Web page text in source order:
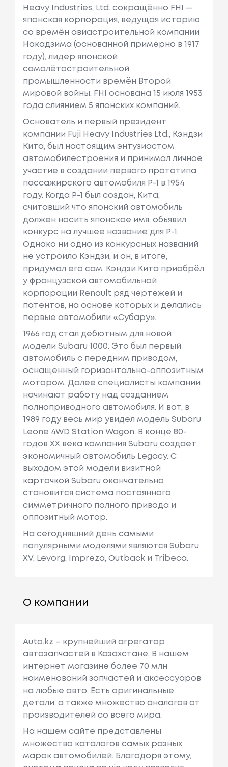
Heavy Industries, Ltd. сокращённо FHI —
японская корпорация, ведущая историю
со времён авиастроительной компании
Накадзима (основанной примерно в 1917
году), лидер японской
самолётостроительной
промышленности времён Второй
мировой войны. FHI основана 15 июля 1953
года слиянием 5 японских компаний.
Основатель и первый президент
компании Fuji Heavy Industries Ltd., Кэндзи
Кита, был настоящим энтузиастом
автомобилестроения и принимал личное
участие в создании первого прототипа
пассажирского автомобиля Р-1 в 1954
году. Когда P-1 был создан, Кита,
считавший что японский автомобиль
должен носить японское имя, обьявил
конкурс на лучшее название для P-1.
Однако ни одно из конкурсных названий
не устроило Кэндзи, и он, в итоге,
придумал его сам. Кэндзи Кита приобрёл
у французской автомобильной
корпорации Renault ряд чертежей и
патентов, на основе которых и делались
первые автомобили «Субару».
1966 год стал дебютным для новой
модели Subaru 1000. Это был первый
автомобиль с передним приводом,
оснащенный горизонтально-оппозитным
мотором. Далее специалисты компании
начинают работу над созданием
полноприводного автомобиля. И вот, в
1989 году весь мир увидел модель Subaru
Leone 4WD Station Wagon. В конце 80-
годов XX века компания Subaru создает
экономичный автомобиль Legacy. С
выходом этой модели визитной
карточкой Subaru окончательно
становится система постоянного
симметричного полного привода и
оппозитный мотор.
На сегодняшний день самыми
популярными моделями являются Subaru
XV, Levorg, Impreza, Outback и Tribeca.
О компании
Auto.kz – крупнейший агрегатор
автозапчастей в Казахстане. В нашем
интернет магазине более 70 млн
наименований запчастей и аксессуаров
на любые авто. Есть оригинальные
детали, а также множество аналогов от
производителей со всего мира.
На нашем сайте представлены
множество каталогов самых разных
марок автомобилей. Благодоря этому,